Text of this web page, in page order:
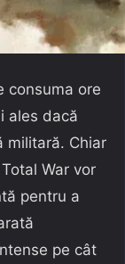
consuma ore
ales dacă
militară. Chiar
War vor
pentru a
pe cât